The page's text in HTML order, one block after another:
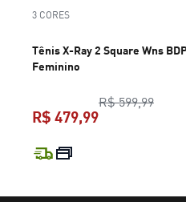
R$ 399,99
3 CORES
Tênis X-Ray 2 Square Wns
Feminino
R$ 599,99
R$ 479,99